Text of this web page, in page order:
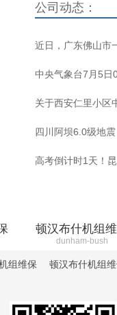
公司动态：
近日，广东佛山市
中央气象台7月5日
关于西安仁里小区
四川阿坝6.0级地
高考倒计时1天！
顿汉布什机组
dunham-bush
组维保 顿汉布什机组